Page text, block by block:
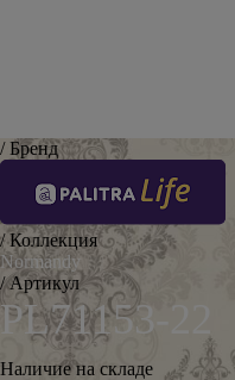
/ Бренд
/ Коллекция
Normandy
/ Артикул
PL71153-22
Наличие на складе